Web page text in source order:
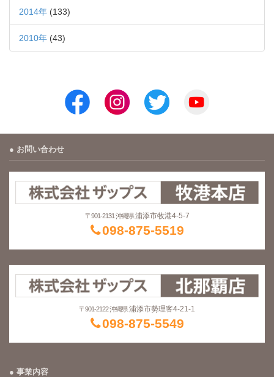
2014年 (133)
2010年 (43)
お問い合わせ
〒901-2131 沖縄県 浦添市牧港4-5-7
098-875-5519
〒901-2122 沖縄県浦添市勢理客4-21-1
098-875-5549
事業内容